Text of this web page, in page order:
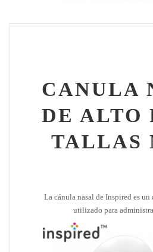
CANULA
DE ALTO
TALLAS
La cánula nasal de Inspired es
utilizado para